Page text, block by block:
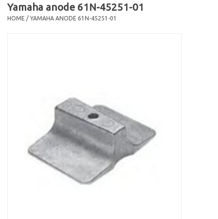
Trailer
Yamaha anode 61N-45251-01
HOME / YAMAHA ANODE 61N-45251-01